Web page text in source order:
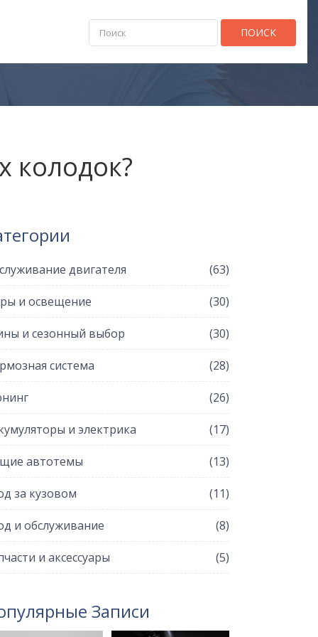
ПОИСК
колодок?
двигателя (63)
и освещение (30)
и сезонный выбор (30)
система (28)
(26)
и электрика (17)
автотемы (13)
за кузовом (11)
и обслуживание (8)
и аксессуары (5)
Записи